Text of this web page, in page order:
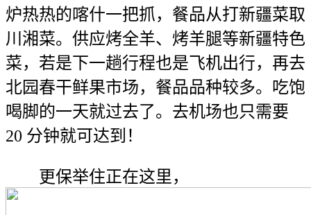
炉热热的喀什一把抓，餐品从打新疆菜取
川湘菜。供应烤全羊、烤羊腿等新疆特色
菜，若是下一趟行程也是飞机出行，再去
北园春干鲜果市场，餐品品种较多。吃饱
喝脚的一天就过去了。去机场也只需要
20 分钟就可达到！
更保举住正在这里，